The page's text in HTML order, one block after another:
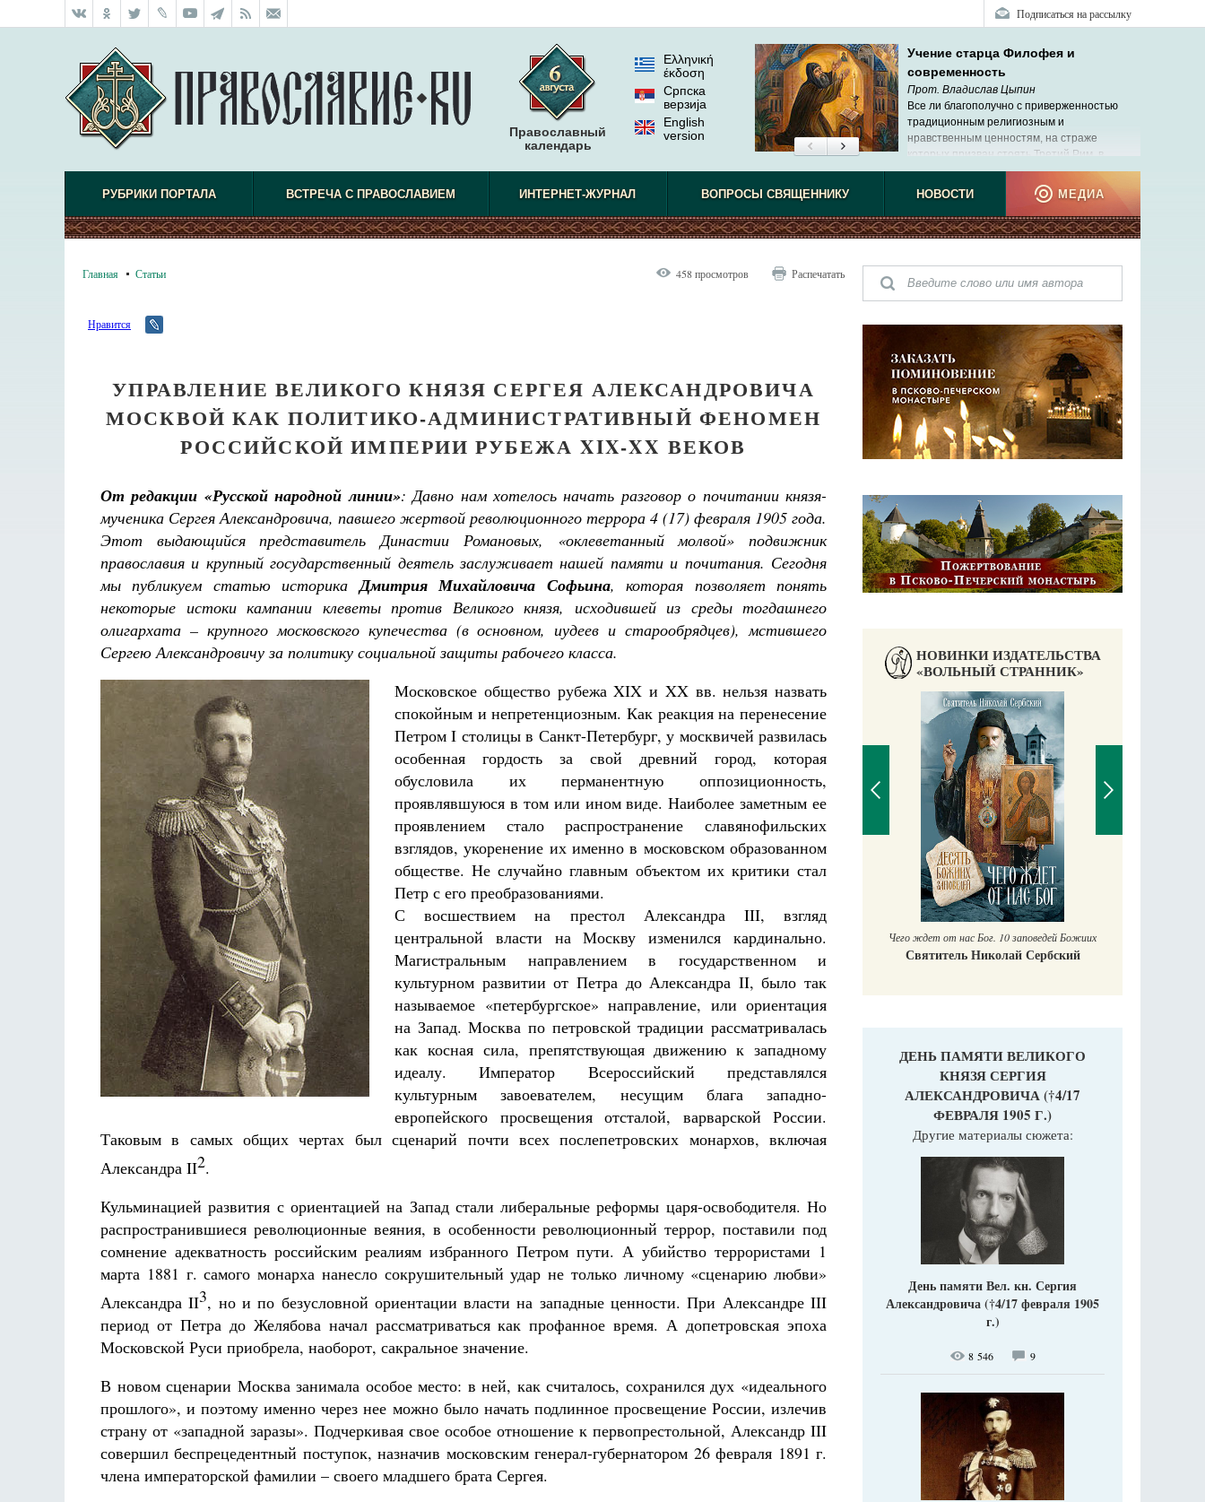
Подписаться на рассылку
Православный
календарь
Ελληνική
έκδοση
Српска
верзиjа
English
version
Учение старца Филофея и
современность
Прот. Владислав Цыпин
Все ли благополучно с приверженностью
традиционным религиозным и
нравственным ценностям, на страже
которых призван стоять Третий Рим, в
современной России?
РУБРИКИ ПОРТАЛА ВСТРЕЧА С ПРАВОСЛАВИЕМ ИНТЕРНЕТ-ЖУРНАЛ ВОПРОСЫ СВЯЩЕННИКУ НОВОСТИ МЕДИА
Главная Статьи 458 просмотров Распечатать
Нравится
УПРАВЛЕНИЕ ВЕЛИКОГО КНЯЗЯ СЕРГЕЯ АЛЕКСАНДРОВИЧА
МОСКВОЙ КАК ПОЛИТИКО-АДМИНИСТРАТИВНЫЙ ФЕНОМЕН
РОССИЙСКОЙ ИМПЕРИИ РУБЕЖА XIX-XX ВЕКОВ
От редакции «Русской народной линии»: Давно нам хотелось начать разговор о почитании князя-
мученика Сергея Александровича, павшего жертвой революционного террора 4 (17) февраля 1905 года.
Этот выдающийся представитель Династии Романовых, «оклеветанный молвой» подвижник
православия и крупный государственный деятель заслуживает нашей памяти и почитания. Сегодня
мы публикуем статью историка Дмитрия Михайловича Софьина, которая позволяет понять
некоторые истоки кампании клеветы против Великого князя, исходившей из среды тогдашнего
олигархата – крупного московского купечества (в основном, иудеев и старообрядцев), мстившего
Сергею Александровичу за политику социальной защиты рабочего класса.
Московское общество рубежа XIX и XX вв. нельзя назвать
спокойным и непретенциозным. Как реакция на перенесение
Петром I столицы в Санкт-Петербург, у москвичей развилась
особенная гордость за свой древний город, которая
обусловила их перманентную оппозиционность,
проявлявшуюся в том или ином виде. Наиболее заметным ее
проявлением стало распространение славянофильских
взглядов, укоренение их именно в московском образованном
обществе. Не случайно главным объектом их критики стал
Петр с его преобразованиями.
С восшествием на престол Александра III, взгляд
центральной власти на Москву изменился кардинально.
Магистральным направлением в государственном и
культурном развитии от Петра до Александра II, было так
называемое «петербургское» направление, или ориентация
на Запад. Москва по петровской традиции рассматривалась
как косная сила, препятствующая движению к западному
идеалу. Император Всероссийский представлялся
культурным завоевателем, несущим блага западно-
европейского просвещения отсталой, варварской России.
Таковым в самых общих чертах был сценарий почти всех послепетровских монархов, включая
Александра II2.
Кульминацией развития с ориентацией на Запад стали либеральные реформы царя-освободителя. Но
распространившиеся революционные веяния, в особенности революционный террор, поставили под
сомнение адекватность российским реалиям избранного Петром пути. А убийство террористами 1
марта 1881 г. самого монарха нанесло сокрушительный удар не только личному «сценарию любви»
Александра II3, но и по безусловной ориентации власти на западные ценности. При Александре III
период от Петра до Желябова начал рассматриваться как профанное время. А допетровская эпоха
Московской Руси приобрела, наоборот, сакральное значение.
В новом сценарии Москва занимала особое место: в ней, как считалось, сохранился дух «идеального
прошлого», и поэтому именно через нее можно было начать подлинное просвещение России, излечив
страну от «западной заразы». Подчеркивая свое особое отношение к первопрестольной, Александр III
совершил беспрецедентный поступок, назначив московским генерал-губернатором 26 февраля 1891 г.
члена императорской фамилии – своего младшего брата Сергея.
НОВИНКИ ИЗДАТЕЛЬСТВА
«ВОЛЬНЫЙ СТРАННИК»
Разлуки не будет
Фредерика де Грааф Как найти своё место в жизни
Кирилл Мурышев
святого
Роман Котов Чего ждет от нас Бог. 10 заповедей Божиих
Святитель Николай Сербский
ДЕНЬ ПАМЯТИ ВЕЛИКОГО
КНЯЗЯ СЕРГИЯ
АЛЕКСАНДРОВИЧА (†4/17
ФЕВРАЛЯ 1905 Г.)
Другие материалы сюжета:
День памяти Вел. кн. Сергия
Александровича (†4/17 февраля 1905
г.)
8 546 9